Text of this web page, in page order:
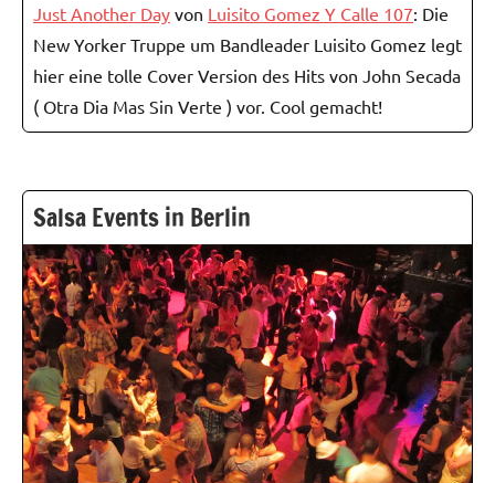
Just Another Day von Luisito Gomez Y Calle 107: Die
New Yorker Truppe um Bandleader Luisito Gomez legt
hier eine tolle Cover Version des Hits von John Secada
( Otra Dia Mas Sin Verte ) vor. Cool gemacht!
Salsa Events in Berlin